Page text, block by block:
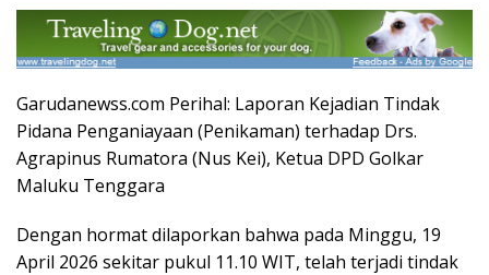
Garudanewss.com Perihal: Laporan Kejadian Tindak
Pidana Penganiayaan (Penikaman) terhadap Drs.
Agrapinus Rumatora (Nus Kei), Ketua DPD Golkar
Maluku Tenggara
Dengan hormat dilaporkan bahwa pada Minggu, 19
April 2026 sekitar pukul 11.10 WIT, telah terjadi tindak